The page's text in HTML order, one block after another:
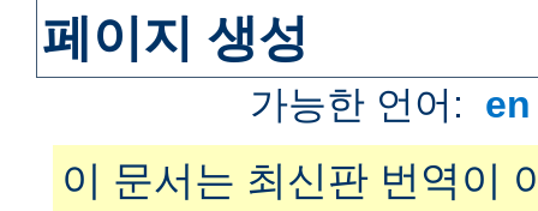
페이지 생성
가능한 언어:
이 문서는 최신판 번역이